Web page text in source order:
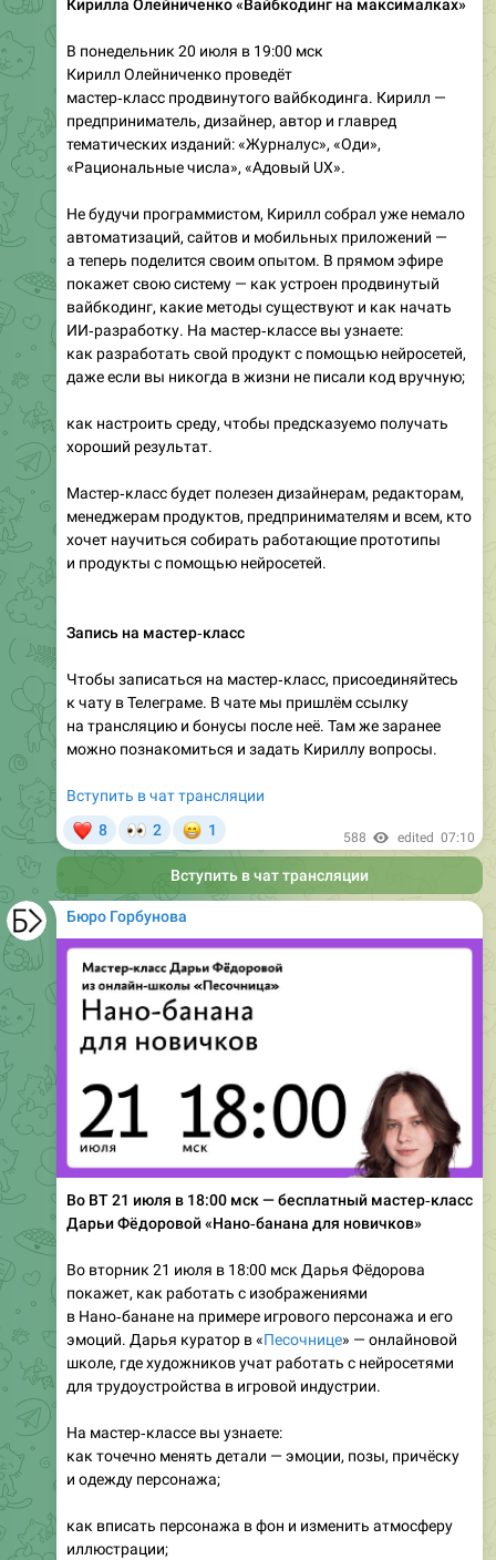
Кирилла Олейниченко «Вайбкодинг на максималках»
В понедельник 20 июля в 19:00 мск
Кирилл Олейниченко проведёт
мастер‑класс продвинутого вайбкодинга. Кирилл —
предприниматель, дизайнер, автор и главред
тематических изданий: «Журналус», «Оди»,
«Рациональные числа», «Адовый UX».
Не будучи программистом, Кирилл собрал уже немало
автоматизаций, сайтов и мобильных приложений —
а теперь поделится своим опытом. В прямом эфире
покажет свою систему — как устроен продвинутый
вайбкодинг, какие методы существуют и как начать
ИИ‑разработку. На мастер‑классе вы узнаете:
как разработать свой продукт с помощью нейросетей,
даже если вы никогда в жизни не писали код вручную;
как настроить среду, чтобы предсказуемо получать
хороший результат.
Мастер‑класс будет полезен дизайнерам, редакторам,
менеджерам продуктов, предпринимателям и всем, кто
хочет научиться собирать работающие прототипы
и продукты с помощью нейросетей.
Запись на мастер‑класс
Чтобы записаться на мастер‑класс, присоединяйтесь
к чату в Телеграме. В чате мы пришлём ссылку
на трансляцию и бонусы после неё. Там же заранее
можно познакомиться и задать Кириллу вопросы.
Вступить в чат трансляции
8 2
😁
1 588 edited 07:10
Вступить в чат трансляции
Бюро Горбунова
Во ВТ 21 июля в 18:00 мск — бесплатный мастер‑класс
Дарьи Фёдоровой «Нано‑банана для новичков»
Во вторник 21 июля в 18:00 мск Дарья Фёдорова
покажет, как работать с изображениями
в Нано‑банане на примере игрового персонажа и его
эмоций. Дарья куратор в «Песочнице» — онлайновой
школе, где художников учат работать с нейросетями
для трудоустройства в игровой индустрии.
На мастер‑классе вы узнаете:
как точечно менять детали — эмоции, позы, причёску
и одежду персонажа;
как вписать персонажа в фон и изменить атмосферу
иллюстрации;